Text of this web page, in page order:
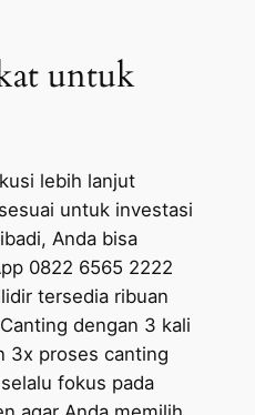
untuk
lebih lanjut
untuk investasi
Anda bisa
0822 6565 2222
tersedia ribuan
dengan 3 kali
3x proses canting
fokus pada